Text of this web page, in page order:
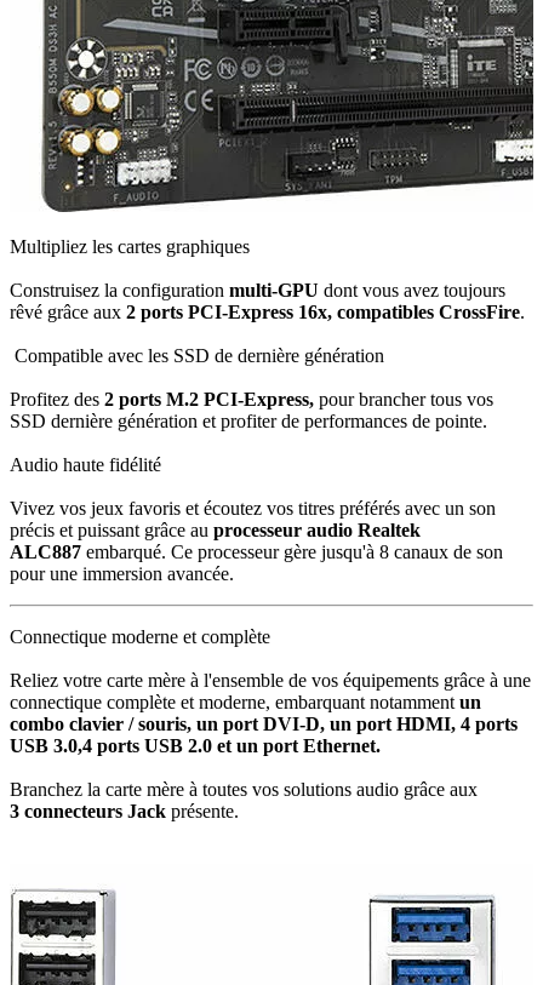
Multipliez les cartes graphiques
Construisez la configuration multi-GPU dont vous avez toujours
rêvé grâce aux 2 ports PCI-Express 16x, compatibles CrossFire.
Compatible avec les SSD de dernière génération
Profitez des 2 ports M.2 PCI-Express, pour brancher tous vos
SSD dernière génération et profiter de performances de pointe.
Audio haute fidélité
Vivez vos jeux favoris et écoutez vos titres préférés avec un son
précis et puissant grâce au processeur audio Realtek
ALC887 embarqué. Ce processeur gère jusqu'à 8 canaux de son
pour une immersion avancée.
Connectique moderne et complète
Reliez votre carte mère à l'ensemble de vos équipements grâce à une
connectique complète et moderne, embarquant notamment un
combo clavier / souris, un port DVI-D, un port HDMI, 4 ports
USB 3.0,4 ports USB 2.0 et un port Ethernet.
Branchez la carte mère à toutes vos solutions audio grâce aux
3 connecteurs Jack présente.